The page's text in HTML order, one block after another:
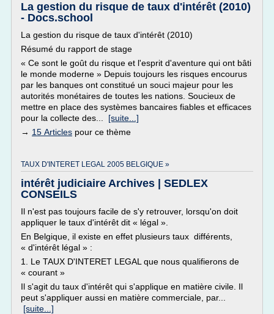
La gestion du risque de taux d'intérêt (2010)
- Docs.school
La gestion du risque de taux d'intérêt (2010)
Résumé du rapport de stage
« Ce sont le goût du risque et l'esprit d'aventure qui ont bâti
le monde moderne » Depuis toujours les risques encourus
par les banques ont constitué un souci majeur pour les
autorités monétaires de toutes les nations. Soucieux de
mettre en place des systèmes bancaires fiables et efficaces
pour la collecte des... [suite...]
→ 15 Articles pour ce thème
TAUX D'INTERET LEGAL 2005 BELGIQUE »
intérêt judiciaire Archives | SEDLEX
CONSEILS
Il n'est pas toujours facile de s'y retrouver, lorsqu'on doit
appliquer le taux d'intérêt dit « légal ».
En Belgique, il existe en effet plusieurs taux différents,
« d'intérêt légal » :
1. Le TAUX D'INTERET LEGAL que nous qualifierons de
« courant »
Il s'agit du taux d'intérêt qui s'applique en matière civile. Il
peut s'appliquer aussi en matière commerciale, par...
[suite...]